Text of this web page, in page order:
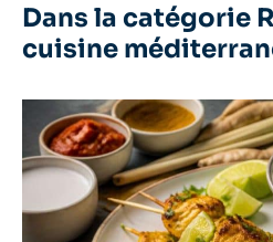
Dans la catégorie
cuisine